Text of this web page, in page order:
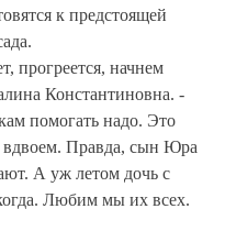
к предстоящей
прогреется, начнем
Константиновна. -
помогать надо. Это
Правда, сын Юра
А уж летом дочь с
Любим мы их всех.